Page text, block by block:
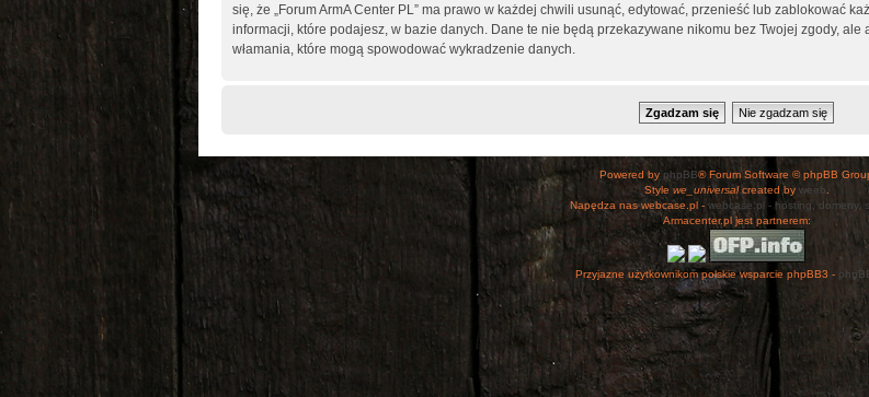
się, że „Forum ArmA Center PL” ma prawo w każdej chwili usunąć, edytować, przenieść lub zablokować
informacji, które podajesz, w bazie danych. Dane te nie będą przekazywane nikomu bez Twojej zgody, ale
włamania, które mogą spowodować wykradzenie danych.
Powered by phpBB® Forum Software © phpBB
Style we_universalcreated by weeb
Napędza nas webcase.pl - webcase.pl - hosting, domeny,
Armacenter.pl jest partnerem:
Przyjazne użytkownikom polskie wsparcie phpBB3 -